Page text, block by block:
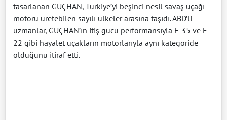
tasarlanan GÜÇHAN, Türkiye’yi beşinci nesil savaş uçağı
motoru üretebilen sayılı ülkeler arasına taşıdı. ABD’li
uzmanlar, GÜÇHAN’ın itiş gücü performansıyla F-35 ve F-
22 gibi hayalet uçakların motorlarıyla aynı kategoride
olduğunu itiraf etti.